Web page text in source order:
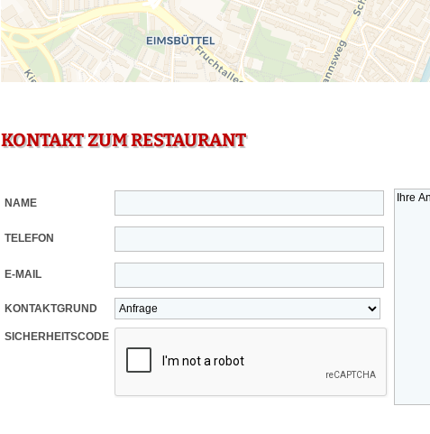
KONTAKT ZUM RESTAURANT
NAME
TELEFON
E-MAIL
KONTAKTGRUND
SICHERHEITSCODE